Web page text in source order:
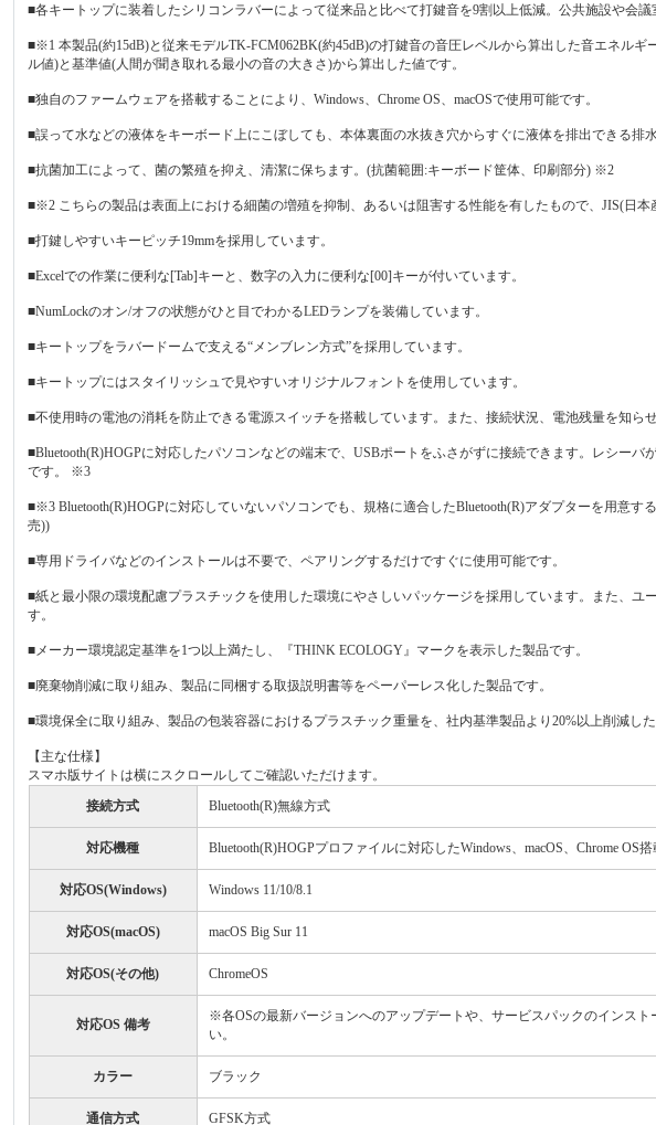
■各キートップに装着したシリコンラバーによって従来品と比べて打鍵音を9割以上低減。公共施設や会
■※1 本製品(約15dB)と従来モデルTK-FCM062BK(約45dB)の打鍵音の音圧レベルから算出した音エネル
ル値)と基準値(人間が聞き取れる最小の音の大きさ)から算出した値です。
■独自のファームウェアを搭載することにより、Windows、Chrome OS、macOSで使用可能です。
■誤って水などの液体をキーボード上にこぼしても、本体裏面の水抜き穴からすぐに液体を排出できる排
■抗菌加工によって、菌の繁殖を抑え、清潔に保ちます。(抗菌範囲:キーボード筐体、印刷部分) ※2
■※2 こちらの製品は表面上における細菌の増殖を抑制、あるいは阻害する性能を有したもので、JIS(日本
■打鍵しやすいキーピッチ19mmを採用しています。
■Excelでの作業に便利な[Tab]キーと、数字の入力に便利な[00]キーが付いています。
■NumLockのオン/オフの状態がひと目でわかるLEDランプを装備しています。
■キートップをラバードームで支える“メンブレン方式”を採用しています。
■キートップにはスタイリッシュで見やすいオリジナルフォントを使用しています。
■不使用時の電池の消耗を防止できる電源スイッチを搭載しています。また、接続状況、電池残量を知ら
■Bluetooth(R)HOGPに対応したパソコンなどの端末で、USBポートをふさがずに接続できます。レシー
です。 ※3
■※3 Bluetooth(R)HOGPに対応していないパソコンでも、規格に適合したBluetooth(R)アダプターを用意す
売))
■専用ドライバなどのインストールは不要で、ペアリングするだけですぐに使用可能です。
■紙と最小限の環境配慮プラスチックを使用した環境にやさしいパッケージを採用しています。また、
す。
■メーカー環境認定基準を1つ以上満たし、『THINK ECOLOGY』マークを表示した製品です。
■廃棄物削減に取り組み、製品に同梱する取扱説明書等をペーパーレス化した製品です。
■環境保全に取り組み、製品の包装容器におけるプラスチック重量を、社内基準製品より20%以上削減した
【主な仕様】
スマホ版サイトは横にスクロールしてご確認いただけます。
接続方式
Bluetooth(R)無線方式
対応機種 Bluetooth(R)HOGPプロファイルに対応したWindows、macOS、Chrome OS
対応OS(Windows) Windows 11/10/8.1
対応OS(macOS) macOS Big Sur 11
対応OS(その他) ChromeOS
対応OS 備考
※各OSの最新バージョンへのアップデートや、サービスパックのインス
い。
カラー ブラック
通信方式 GFSK方式